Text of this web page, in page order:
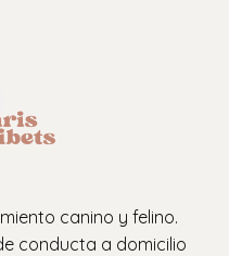
canino y felino.
conducta a domicilio